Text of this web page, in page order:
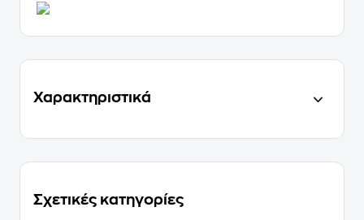
Χαρακτηριστικά
Σχετικές κατηγορίες